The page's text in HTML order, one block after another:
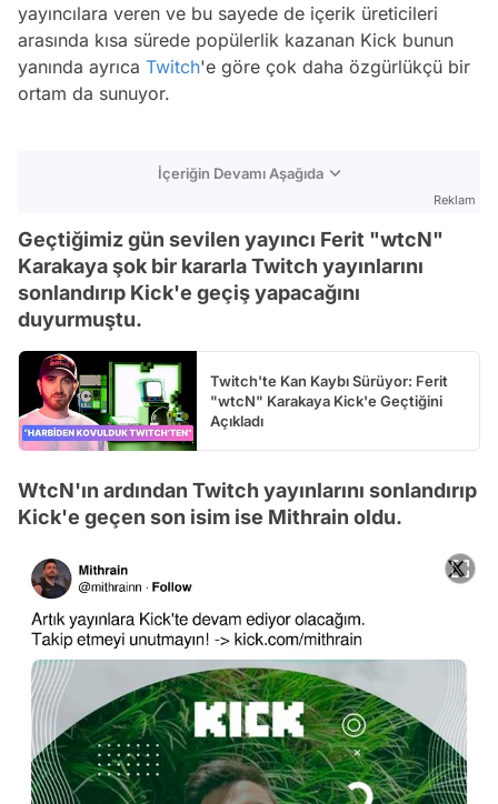
yayıncılara veren ve bu sayede de içerik üreticileri
arasında kısa sürede popülerlik kazanan Kick bunun
yanında ayrıca Twitch'e göre çok daha özgürlükçü bir
ortam da sunuyor.
İçeriğin Devamı Aşağıda
Reklam
Geçtiğimiz gün sevilen yayıncı Ferit "wtcN"
Karakaya şok bir kararla Twitch yayınlarını
sonlandırıp Kick'e geçiş yapacağını
duyurmuştu.
Twitch'te Kan Kaybı Sürüyor: Ferit
"wtcN" Karakaya Kick'e Geçtiğini
Açıkladı
WtcN'ın ardından Twitch yayınlarını sonlandırıp
Kick'e geçen son isim ise Mithrain oldu.